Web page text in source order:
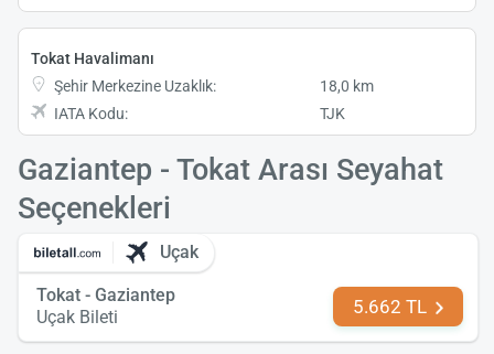
Tokat Havalimanı
Şehir Merkezine Uzaklık:
18,0 km
IATA Kodu:
TJK
Gaziantep - Tokat Arası Seyahat
Seçenekleri
Uçak
Tokat - Gaziantep
Uçak Bileti
5.662 TL